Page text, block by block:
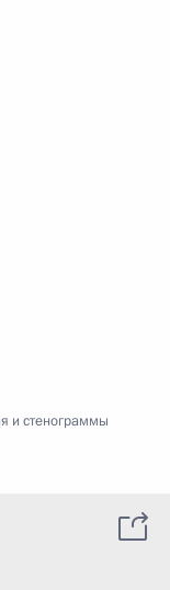
и стенограммы